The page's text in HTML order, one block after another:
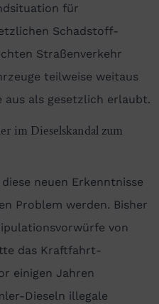
für
Schadstoff-
Straßenverkehr
teilweise weitaus
als gesetzlich erlaubt.
im Dieselskandal zum
neuen Erkenntnisse
Problem werden. Bisher
von
das Kraftfahrt-
einigen Jahren
Dieseln illegale